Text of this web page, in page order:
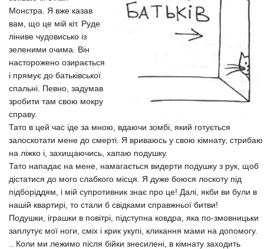
Монстра. Я вже казав
вам, що це мій кіт. Руде
ліниве чудовисько із
зеленими очима. Він
насторожено озирається
і прямує до батьківської
спальні. Певно, задумав
зробити там свою мокру
справу.
Тато в цей час іде за мною, вдаючи зомбі, який готується
залоскотати мене до смерті. Я вриваюсь у свою кімнату, стрибаю
на ліжко і, захищаючись, хапаю подушку.
Тато нападає на мене, намагається видерти подушку з рук, щоб
дістатися до мого слабкого місця. Я дуже боюся лоскоту під
підборіддям, і мій супротивник знає про це! Далі, якби ви були в
нашій квартирі, то стали б свідками справжньої битви!
Подушки, іграшки в повітрі, підступна ковдра, яка по-змовницьки
заплутує мої ноги, сміх і крик укупі, кликання мами на допомогу.
.. Коли ми лежимо після бійки знесилені, в кімнату заходить